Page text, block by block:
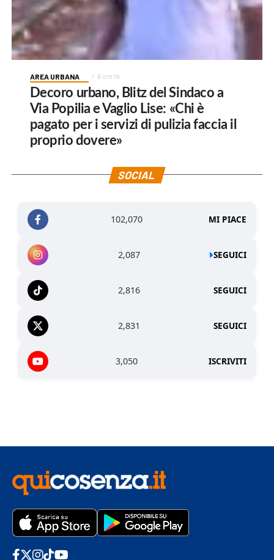
AREA URBANA 6 ore fa
Decoro urbano, Blitz del Sindaco a
Via Popilia e Vaglio Lise: «Chi è
pagato per i servizi di pulizia faccia il
proprio dovere»
SOCIAL
102,070 MI PIACE
2,087 SEGUICI
2,816 SEGUICI
2,831 SEGUICI
3,050 ISCRIVITI